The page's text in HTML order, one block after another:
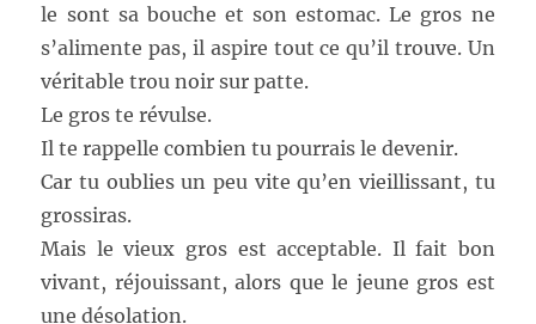
le sont sa bouche et son estomac. Le gros ne
s’alimente pas, il aspire tout ce qu’il trouve. Un
véritable trou noir sur patte.
Le gros te révulse.
Il te rappelle combien tu pourrais le devenir.
Car tu oublies un peu vite qu’en vieillissant, tu
grossiras.
Mais le vieux gros est acceptable. Il fait bon
vivant, réjouissant, alors que le jeune gros est
une désolation.